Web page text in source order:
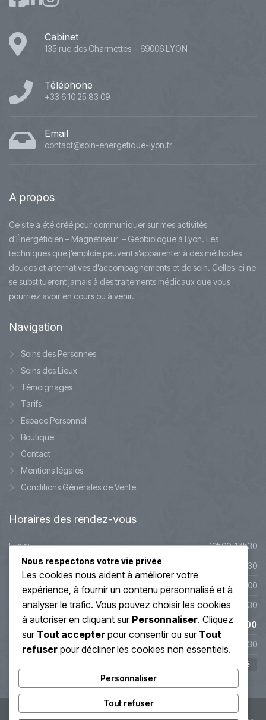
Cabinet
135 rue des Charmettes - 69006 LYON
Téléphone
+33 6 10 25 83 09
Email
contact@soin-energetique-lyon.fr
A propos
Ce site a été créé pour communiquer sur mes activités
d’Énergéticien – Magnétiseur – Géobiologue à Lyon. Les
techniques que j’emploie peuvent s’apparenter à des méthodes
douces et alternatives d’accompagnements et de soin. Celles-ci ne
se substitueront jamais à des traitements médicaux que vous
pourriez avoir en cours ou à venir.
Navigation
Soins des Personnes
Soins des Lieux
Témoignages
Tarifs
Espace Personnel
Boutique
Contact
Mentions légales
Conditions Générales de Vente
Horaires des rendez-vous
Lundi
10h00-17h30
Mardi
10h00-17h30
Mercredi
9h45-20h00
Jeudi
10h00-19h30
Vendredi
10h00-19h00
Samedi
10h00-17h30
Fermé
Nous respectons votre vie privée
Les cookies nous aident à améliorer votre
expérience, à fournir un contenu personnalisé et à
analyser le trafic. Vous pouvez choisir les cookies
à autoriser en cliquant sur Personnaliser. Cliquez
sur Tout accepter pour consentir ou sur Tout
refuser pour décliner les cookies non essentiels.
Personnaliser
Tout refuser